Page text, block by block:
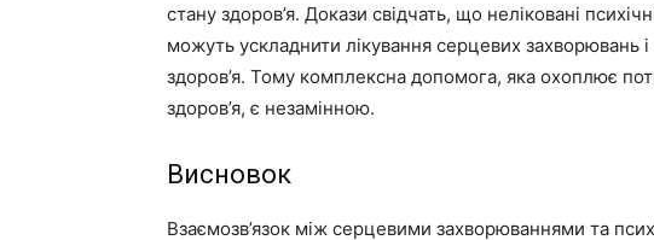
стану здоров’я. Докази свідчать, що неліковані
можуть ускладнити лікування серцевих захворювань
здоров’я. Тому комплексна допомога, яка охоплює
здоров’я, є незамінною.
Висновок
Взаємозв’язок між серцевими захворюваннями та